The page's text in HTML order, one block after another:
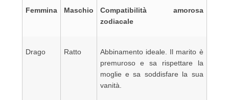
Femmina Maschio
Compatibilità amorosa
zodiacale
Drago Ratto
Abbinamento ideale. Il marito è
premuroso e sa rispettare la
moglie e sa soddisfare la sua
vanità.